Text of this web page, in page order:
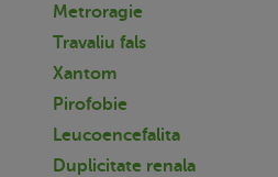
Metroragie
Travaliu fals
Xantom
Pirofobie
Leucoencefalita
Duplicitate renala